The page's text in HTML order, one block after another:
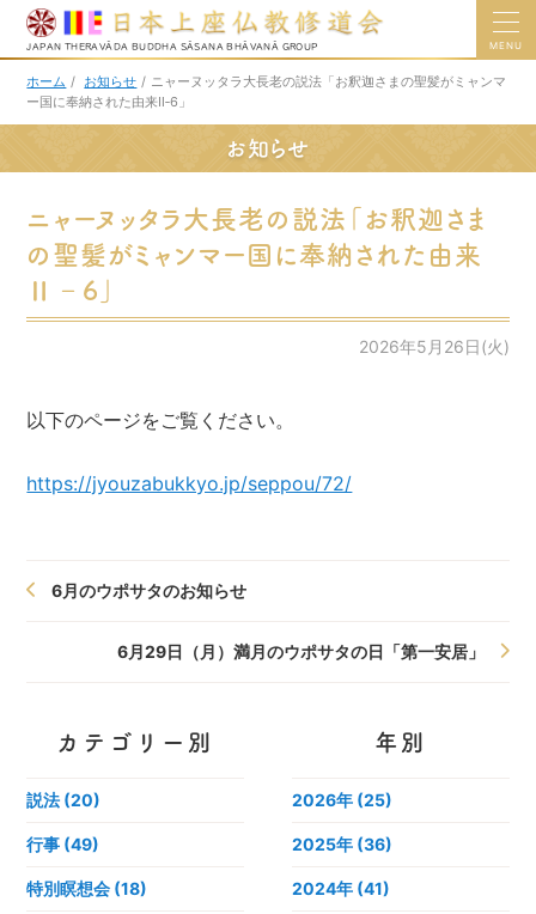
JAPAN THERAVĀDA BUDDHA SĀSANA BHĀVANĀ GROUP MENU
ホーム / お知らせ / ニャーヌッタラ大長老の説法「お釈迦さまの聖髪がミャンマ
ー国に奉納された由来Ⅱ‐6」
お知らせ
ニャーヌッタラ大長老の説法「お釈迦さま
の聖髪がミャンマー国に奉納された由来
Ⅱ‐6」
2026年5月26日(火)
以下のページをご覧ください。
https://jyouzabukkyo.jp/seppou/72/
6月のウポサタのお知らせ
6月29日（月）満月のウポサタの日「第一安居」
カテゴリー別
説法 (20)
行事 (49)
特別瞑想会 (18)
年別
2026年 (25)
2025年 (36)
2024年 (41)